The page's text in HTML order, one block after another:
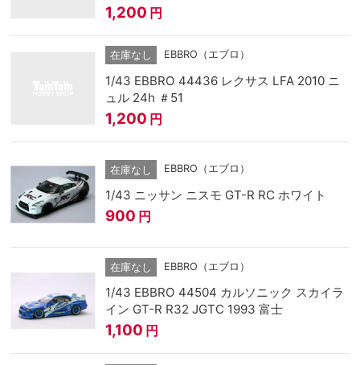
1,200 円
在庫なし EBBRO（エブロ）
1/43 EBBRO 44436 レクサス LFA 2010 ニ
ュル 24h ＃51
1,200 円
在庫なし EBBRO（エブロ）
1/43 ニッサン ニスモ GT-R RC ホワイト
900 円
在庫なし EBBRO（エブロ）
1/43 EBBRO 44504 カルソニック スカイラ
イン GT-R R32 JGTC 1993 富士
1,100 円